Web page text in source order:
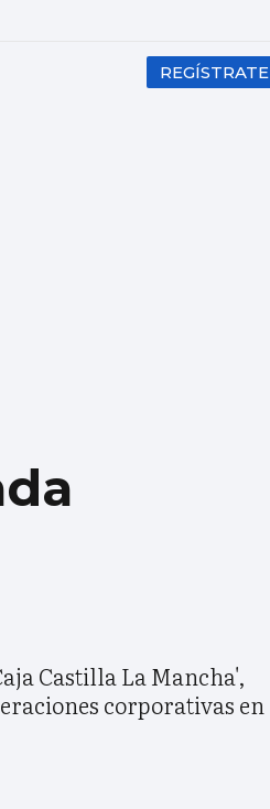
REGÍSTRATE
Castilla La Mancha',
corporativas en